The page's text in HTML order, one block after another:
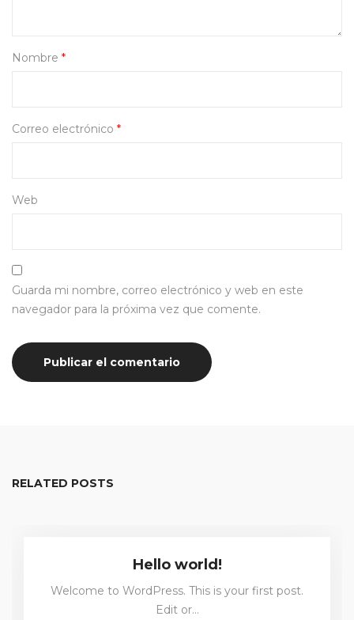
Nombre *
Correo electrónico *
Web
Guarda mi nombre, correo electrónico y web en este
navegador para la próxima vez que comente.
RELATED POSTS
Hello world!
Welcome to WordPress. This is your first post.
Edit or…